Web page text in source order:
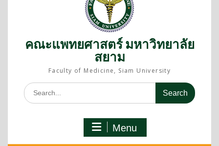
คณะแพทยศาสตร์ มหาวิทยาลัย
สยาม
Faculty of Medicine, Siam University
Menu